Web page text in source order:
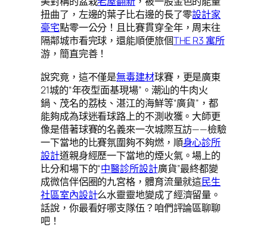
扭曲了，左邊的葉子比右邊的長了零設計家
豪宅點零一公分！且比賽貫穿全年，周末往
隔鄰城市看完球，還能順便旅個THE R3 寓所
游，簡直完善！
說究竟，這不僅是無毒建材球賽，更是廣東
21城的“年夜型面基現場”。潮汕的牛肉火
鍋、茂名的荔枝、湛江的海鮮等“廣貨”，都
能夠成為球迷看球路上的不測收獲。大師更
像是借著球賽的名義來一次城際互訪——檢驗
一下當地的比賽氛圍夠不夠燃，順身心診所
設計道親身經歷一下當地的煙火氣。場上的
比分和場下的“中醫診所設計廣貨”最終都變
成微信伴侶圈的九宮格，體育流量就這民生
社區室內設計么水靈靈地變成了經濟留量。
話說，你最看好哪支隊伍？咱們評論區聊聊
吧！